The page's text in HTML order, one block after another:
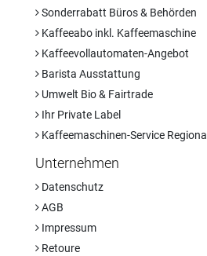
Sonderrabatt Büros & Behörden
Kaffeeabo inkl. Kaffeemaschine
Kaffeevollautomaten-Angebot
Barista Ausstattung
Umwelt Bio & Fairtrade
Ihr Private Label
Kaffeemaschinen-Service Regional
Unternehmen
Datenschutz
AGB
Impressum
Retoure